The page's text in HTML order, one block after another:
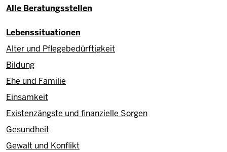
Alle Beratungsstellen
Lebenssituationen
Alter und Pflegebedürftigkeit
Bildung
Ehe und Familie
Einsamkeit
Existenzängste und finanzielle Sorgen
Gesundheit
Gewalt und Konflikt